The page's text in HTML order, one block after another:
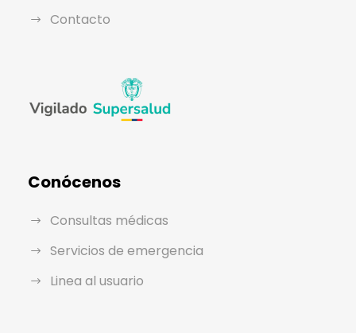
Contacto
Conócenos
Consultas médicas
Servicios de emergencia
Linea al usuario